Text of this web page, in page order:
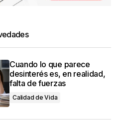
Cuando lo que parece
desinterés es, en realidad,
falta de fuerzas
Calidad de Vida